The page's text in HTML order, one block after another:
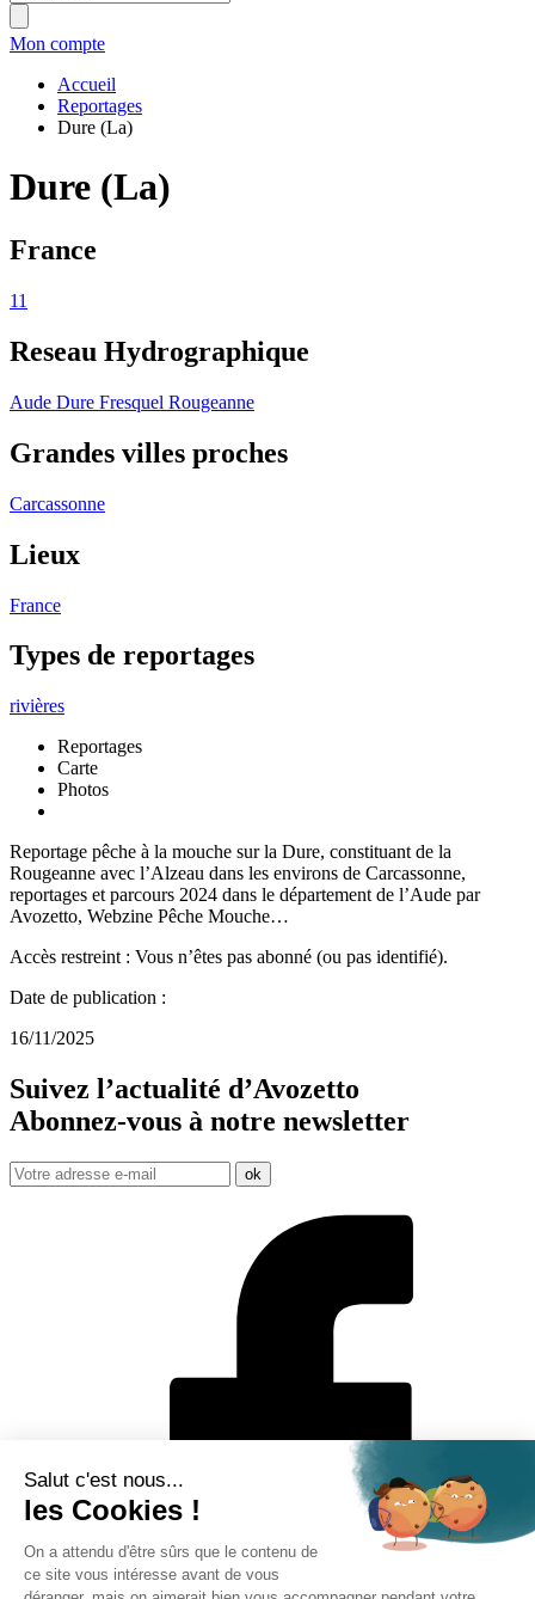
Mon compte
Accueil
Reportages
Dure (La)
Dure (La)
France
11
Reseau Hydrographique
Aude Dure Fresquel Rougeanne
Grandes villes proches
Carcassonne
Lieux
France
Types de reportages
rivières
Reportages
Carte
Photos
Reportage pêche à la mouche sur la Dure, constituant de la
Rougeanne avec l’Alzeau dans les environs de Carcassonne,
reportages et parcours 2024 dans le département de l’Aude par
Avozetto, Webzine Pêche Mouche…
Accès restreint : Vous n’êtes pas abonné (ou pas identifié).
Date de publication :
16/11/2025
Suivez l’actualité d’Avozetto
Abonnez-vous à notre newsletter